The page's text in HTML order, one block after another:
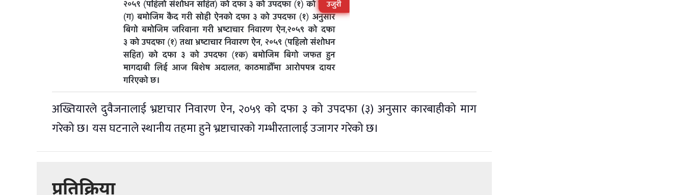
अख्तियारले दुवैजनालाई भ्रष्टाचार निवारण ऐन, २०५९ को दफा ३ को उपदफा (३) अनुसार कारबाहीको माग
गरेको छ। यस घटनाले स्थानीय तहमा हुने भ्रष्टाचारको गम्भीरतालाई उजागर गरेको छ।
प्रतिक्रिया